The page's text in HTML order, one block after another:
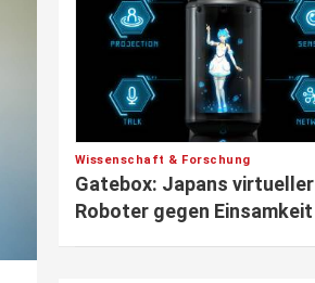
Wissenschaft & Forschung
Gatebox: Japans virtueller
Roboter gegen Einsamkeit